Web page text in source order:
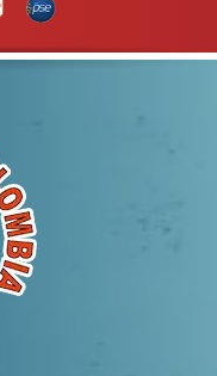
comunicarse al